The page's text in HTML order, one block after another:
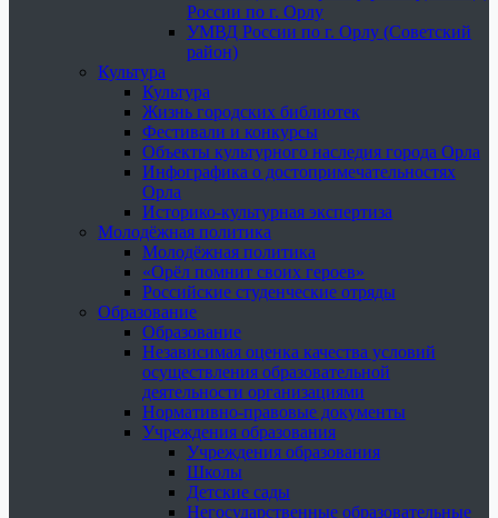
России по г. Орлу
УМВД России по г. Орлу (Советский
район)
Культура
Культура
Жизнь городских библиотек
Фестивали и конкурсы
Объекты культурного наследия города Орла
Инфографика о достопримечательностях
Орла
Историко-культурная экспертиза
Молодёжная политика
Молодёжная политика
«Орёл помнит своих героев»
Российские студенческие отряды
Образование
Образование
Независимая оценка качества условий
осуществления образовательной
деятельности организациями
Нормативно-правовые документы
Учреждения образования
Учреждения образования
Школы
Детские сады
Негосударственные образовательные